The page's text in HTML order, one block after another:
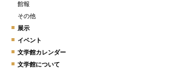
館報
その他
展示
イベント
文学館カレンダー
文学館について